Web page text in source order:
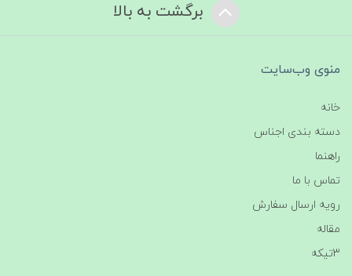
برگشت به بالا
منوی وب‌سایت
خانه
دسته بندی اجناس
راهنما
تماس با ما
رویه ارسال سفارش
مقاله
3تیکه